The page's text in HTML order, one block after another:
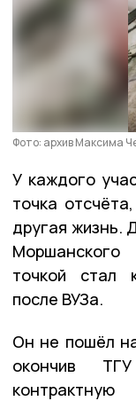
Фото: архив Максима
У каждого
точка
другая жизнь.
точкой стал
после ВУЗа.
Он не пошёл
окончив